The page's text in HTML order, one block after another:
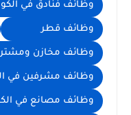
وظائف فنادق في
وظائف قطر
وظائف مخازن
وظائف مشرفين في
وظائف مصانع في